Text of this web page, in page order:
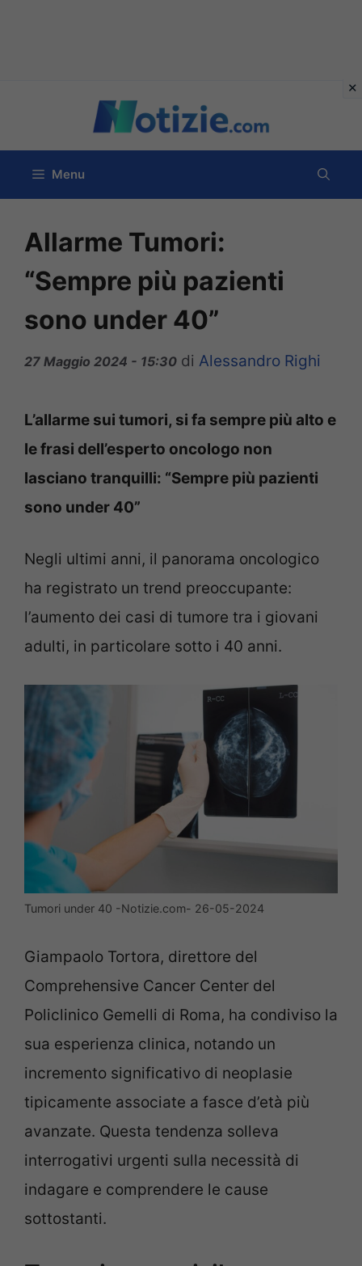
contenuto
Menu
Allarme Tumori:
“Sempre più pazienti
sono under 40”
27 Maggio 2024 - 15:30 di Alessandro Righi
L’allarme sui tumori, si fa sempre più alto e
le frasi dell’esperto oncologo non
lasciano tranquilli: “Sempre più pazienti
sono under 40”
Negli ultimi anni, il panorama oncologico
ha registrato un trend preoccupante:
l’aumento dei casi di tumore tra i giovani
adulti, in particolare sotto i 40 anni.
Tumori under 40 -Notizie.com- 26-05-2024
Giampaolo Tortora, direttore del
Comprehensive Cancer Center del
Policlinico Gemelli di Roma, ha condiviso la
sua esperienza clinica, notando un
incremento significativo di neoplasie
tipicamente associate a fasce d’età più
avanzate. Questa tendenza solleva
interrogativi urgenti sulla necessità di
indagare e comprendere le cause
sottostanti.